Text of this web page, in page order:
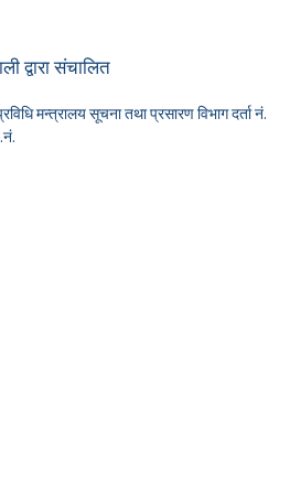
द्वारा संचालित
मन्त्रालय सूचना तथा प्रसारण विभाग दर्ता नं.